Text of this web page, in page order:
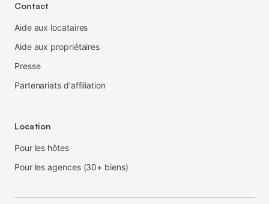
Contact
Aide aux locataires
Aide aux propriétaires
Presse
Partenariats d'affiliation
Location
Pour les hôtes
Pour les agences (30+ biens)